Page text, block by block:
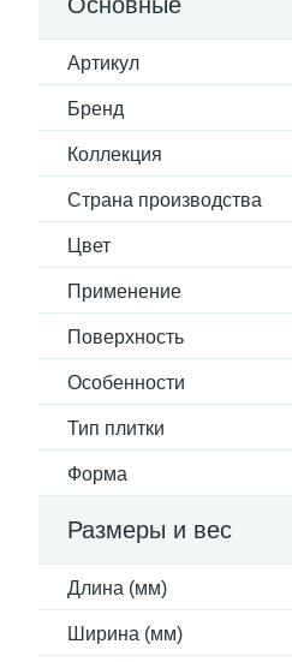
Артикул
Бренд
Коллекция
Страна производства
Цвет
Применение
Поверхность
Особенности
Тип плитки
Форма
Размеры и вес
Длина (мм)
Ширина (мм)